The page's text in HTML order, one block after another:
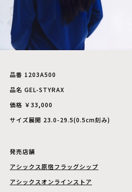
品番 1203A500
品名 GEL-STYRAX
価格 ￥33,000
サイズ展開 23.0-29.5(0.5cm刻み)
発売店舗
アシックス原宿フラッグシップ
アシックスオンラインストア